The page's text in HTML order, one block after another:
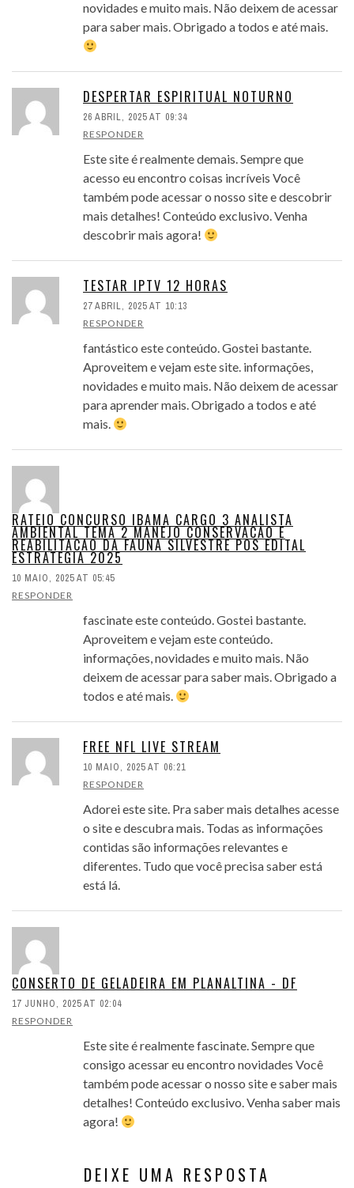
novidades e muito mais. Não deixem de acessar
para saber mais. Obrigado a todos e até mais.
DESPERTAR ESPIRITUAL NOTURNO
26 ABRIL, 2025 AT 09:34
RESPONDER
Este site é realmente demais. Sempre que
acesso eu encontro coisas incríveis Você
também pode acessar o nosso site e descobrir
mais detalhes! Conteúdo exclusivo. Venha
descobrir mais agora!
TESTAR IPTV 12 HORAS
27 ABRIL, 2025 AT 10:13
RESPONDER
fantástico este conteúdo. Gostei bastante.
Aproveitem e vejam este site. informações,
novidades e muito mais. Não deixem de acessar
para aprender mais. Obrigado a todos e até
mais.
RATEIO CONCURSO IBAMA CARGO 3 ANALISTA
AMBIENTAL TEMA 2 MANEJO CONSERVACAO E
REABILITACAO DA FAUNA SILVESTRE POS EDITAL
ESTRATEGIA 2025
10 MAIO, 2025 AT 05:45
RESPONDER
fascinate este conteúdo. Gostei bastante.
Aproveitem e vejam este conteúdo.
informações, novidades e muito mais. Não
deixem de acessar para saber mais. Obrigado a
todos e até mais.
FREE NFL LIVE STREAM
10 MAIO, 2025 AT 06:21
RESPONDER
Adorei este site. Pra saber mais detalhes acesse
o site e descubra mais. Todas as informações
contidas são informações relevantes e
diferentes. Tudo que você precisa saber está
está lá.
CONSERTO DE GELADEIRA EM PLANALTINA - DF
17 JUNHO, 2025 AT 02:04
RESPONDER
Este site é realmente fascinate. Sempre que
consigo acessar eu encontro novidades Você
também pode acessar o nosso site e saber mais
detalhes! Conteúdo exclusivo. Venha saber mais
agora!
DEIXE UMA RESPOSTA